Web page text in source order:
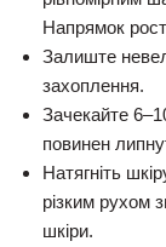
Напрямок
Залиште
захоплення.
Зачекайте
повинен
Натягніть
різким рухом
шкіри.